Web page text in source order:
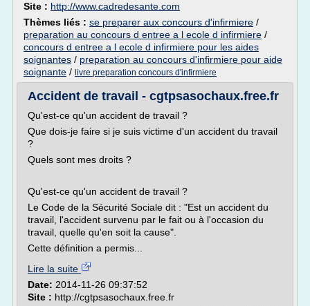
Site : http://www.cadredesante.com
Thèmes liés : se preparer aux concours d'infirmiere /
preparation au concours d entree a l ecole d infirmiere /
concours d entree a l ecole d infirmiere pour les aides
soignantes / preparation au concours d'infirmiere pour aide
soignante / livre preparation concours d'infirmiere
Accident de travail - cgtpsasochaux.free.fr
Qu'est-ce qu'un accident de travail ?
Que dois-je faire si je suis victime d'un accident du travail
?
Quels sont mes droits ?
Qu'est-ce qu'un accident de travail ?
Le Code de la Sécurité Sociale dit : "Est un accident du
travail, l'accident survenu par le fait ou à l'occasion du
travail, quelle qu'en soit la cause".
Cette définition a permis...
Lire la suite
Date: 2014-11-26 09:37:52
Site : http://cgtpsasochaux.free.fr